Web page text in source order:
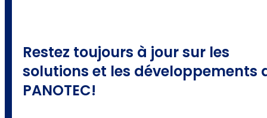
Restez toujours à jour sur les
solutions et les développements
PANOTEC!